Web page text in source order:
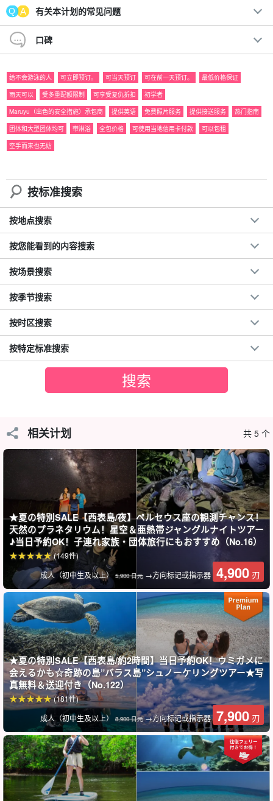
在当地导游推荐的日落地点，乘坐近年来风靡全球的新型热门活动--
立式桨板（SUP）游船！
西表原野的日落一定会令人难忘。让我们一起迎接夕阳西下的动人
建议。
免费照片数据
包括免费租用的旅游装备
旅行团参与者福利页面介绍。
カヌー★《写真無料＆上原地区送迎OK》（No.7）
开始时间17:30-19:00.
所要时间：约 1.5 小时。
刃
在西表岛体验广受欢迎的 SUP 体验！
西表岛有 "日本最后一个未开发的岛屿 "之称，SUP 是享受西表岛原
野风光的一种流行而时尚的方式。
初学者将得到向导的全力支持！
值得一提的是，如果您还想玩得更尽兴，还可以在抵达西表岛的当
有关本计划的常见问题
口碑
给不会游泳的人 可立即预订。 可当天预订 可在前一天预订。
最低价格保证
雨天可以
受多重配额限制 可享受复仇折扣
初学者
Maruyu（出色的安全措施）承包商
提供英语 免费照片服务 提供接送服务
热门指南
团体和大型团体均可
带淋浴 全包价格 可使用当地信用卡付款
可以包租
空手而来也无妨
按标准搜索
按地点搜索
按您能看到的内容搜索
按场景搜索
按季节搜索
按时区搜索
按特定标准搜索
相关计划 共 5 个
★夏の特別SALE【西表島/夜】ペルセウス座の観測チャンス！
天然のプラネタリウム！星空＆亜熱帯ジャングルナイトツアー
♪当日予約OK！子連れ家族・団体旅行にもおすすめ（No.16）
成人（初中生及以上） 5,900 日元 →方向标记或指示器 4,900 刃
(149件)
★夏の特別SALE【西表島/約2時間】当日予約OK！ウミガメに
会えるかも☆奇跡の島”バラス島”シュノーケリングツアー★写
真無料＆送迎付き（No.122）
成人（初中生及以上） 8,900 日元→方向标记或指示器 7,900 刃
(181件)